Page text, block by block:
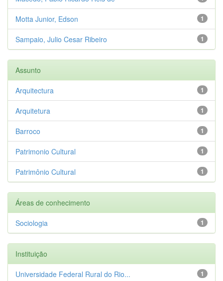
1
Motta Junior, Edson
1
Sampaio, Julio Cesar Ribeiro
Assunto
1
Arquitectura
1
Arquitetura
1
Barroco
1
Patrimonio Cultural
1
Patrimônio Cultural
Áreas de conhecimento
1
Sociologia
Instituição
1
Universidade Federal Rural do Rio...